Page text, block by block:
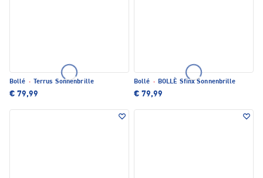
Bollé · Terrus Sonnenbrille
€ 79,99
Bollé · BOLLÈ Sfinx Sonnenbrille
€ 79,99